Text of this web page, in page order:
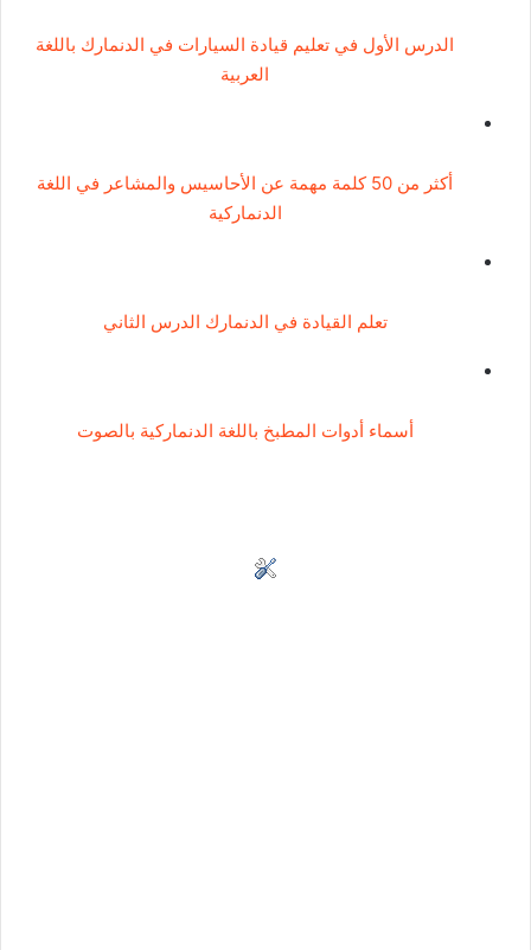
الدرس الأول في تعليم قيادة السيارات في الدنمارك باللغة
العربية
أكثر من 50 كلمة مهمة عن الأحاسيس والمشاعر في اللغة
الدنماركية
تعلم القيادة في الدنمارك الدرس الثاني
أسماء أدوات المطبخ باللغة الدنماركية بالصوت